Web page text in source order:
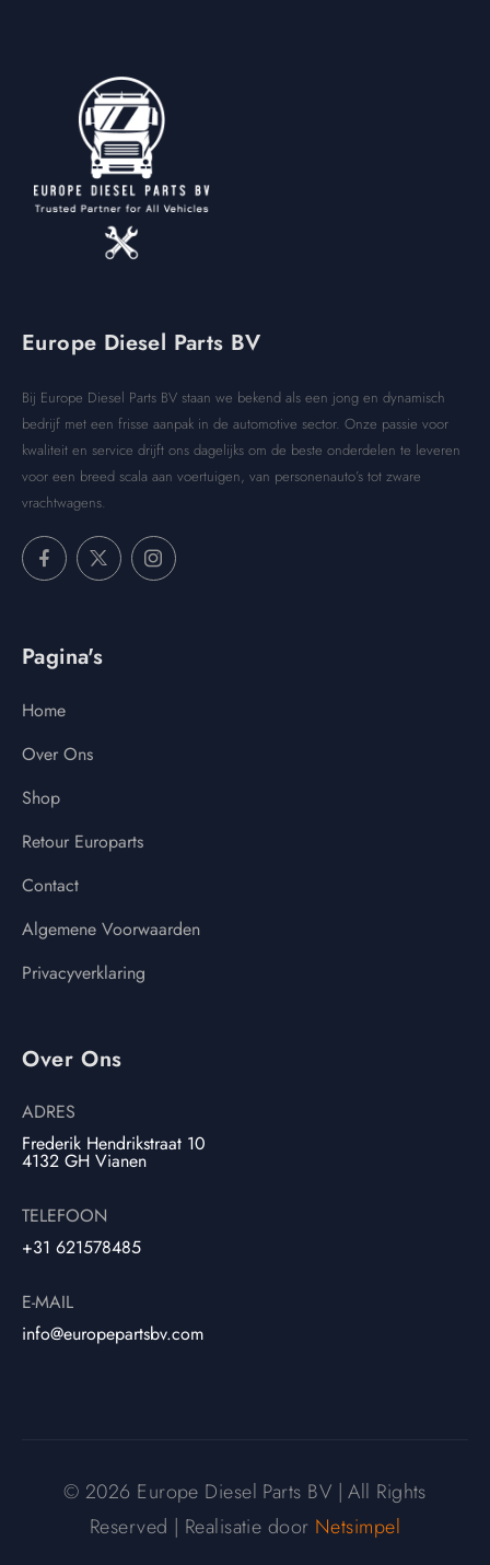
Europe Diesel Parts BV
Bij Europe Diesel Parts BV staan we bekend als een jong en dynamisch
bedrijf met een frisse aanpak in de automotive sector. Onze passie voor
kwaliteit en service drijft ons dagelijks om de beste onderdelen te leveren
voor een breed scala aan voertuigen, van personenauto’s tot zware
vrachtwagens.
Pagina's
Home
Over Ons
Shop
Retour Europarts
Contact
Algemene Voorwaarden
Privacyverklaring
Over Ons
ADRES
Frederik Hendrikstraat 10
4132 GH Vianen
TELEFOON
+31 621578485
E-MAIL
info@europepartsbv.com
© 2026 Europe Diesel Parts BV | All Rights
Reserved | Realisatie door Netsimpel